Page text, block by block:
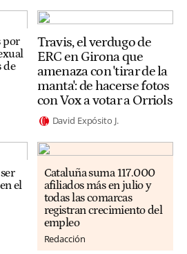
por
de
Travis, el verdugo de
ERC en Girona que
amenaza con 'tirar de la
manta': de hacerse fotos
con Vox a votar a Orriols
David Expósito J.
el
Cataluña suma 117.000
afiliados más en julio y
todas las comarcas
registran crecimiento del
empleo
Redacción